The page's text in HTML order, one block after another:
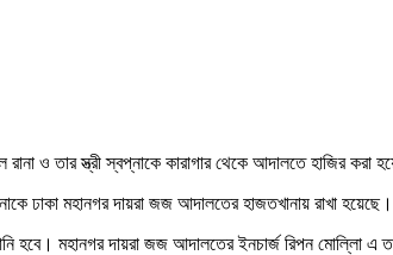
ও তার স্ত্রী স্বপ্নাকে কারাগার থেকে আদালতে হাজির করা
মহানগর দায়রা জজ আদালতের হাজতখানায় রাখা হয়েছে।
হবে। মহানগর দায়রা জজ আদালতের ইনচার্জ রিপন মোল্লাি এ